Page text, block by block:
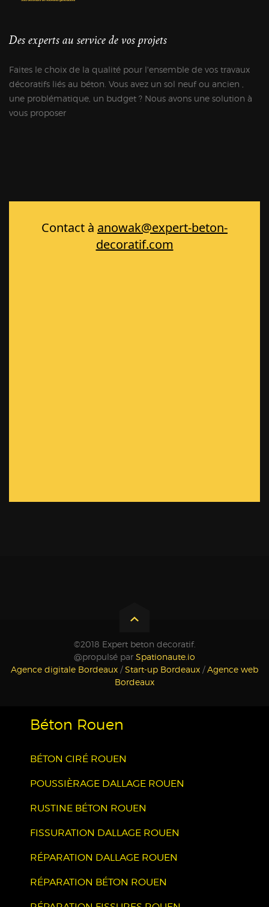
Des experts au service de vos projets
Faites le choix de la qualité pour l'ensemble de vos travaux
décoratifs liés au béton. Vous avez un sol neuf ou ancien ,
une problématique, un budget ? Nous avons une solution à
vous proposer
©2018 Expert beton decoratif.
@propulsé par Spationaute.io
Agence digitale Bordeaux /Start-up Bordeaux /Agence web
Bordeaux
Béton Rouen
BÉTON CIRÉ ROUEN
POUSSIÈRAGE DALLAGE ROUEN
RUSTINE BÉTON ROUEN
FISSURATION DALLAGE ROUEN
RÉPARATION DALLAGE ROUEN
RÉPARATION BÉTON ROUEN